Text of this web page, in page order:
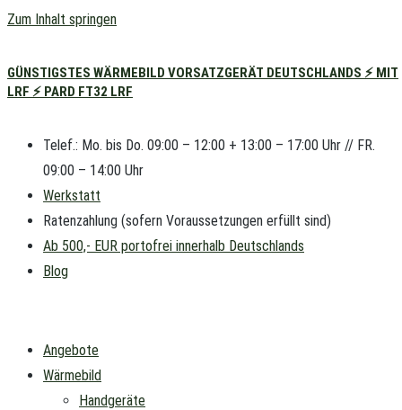
Zum Inhalt springen
GÜNSTIGSTES WÄRMEBILD VORSATZGERÄT DEUTSCHLANDS ⚡ MIT
LRF ⚡ PARD FT32 LRF
Telef.: Mo. bis Do. 09:00 – 12:00 + 13:00 – 17:00 Uhr // FR.
09:00 – 14:00 Uhr
Werkstatt
Ratenzahlung (sofern Voraussetzungen erfüllt sind)
Ab 500,- EUR portofrei innerhalb Deutschlands
Blog
Angebote
Wärmebild
Handgeräte